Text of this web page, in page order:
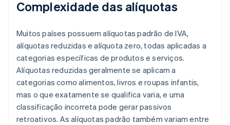
Complexidade das alíquotas
Muitos países possuem alíquotas padrão de IVA,
alíquotas reduzidas e alíquota zero, todas aplicadas a
categorias específicas de produtos e serviços.
Alíquotas reduzidas geralmente se aplicam a
categorias como alimentos, livros e roupas infantis,
mas o que exatamente se qualifica varia, e uma
classificação incorreta pode gerar passivos
retroativos. As alíquotas padrão também variam entre